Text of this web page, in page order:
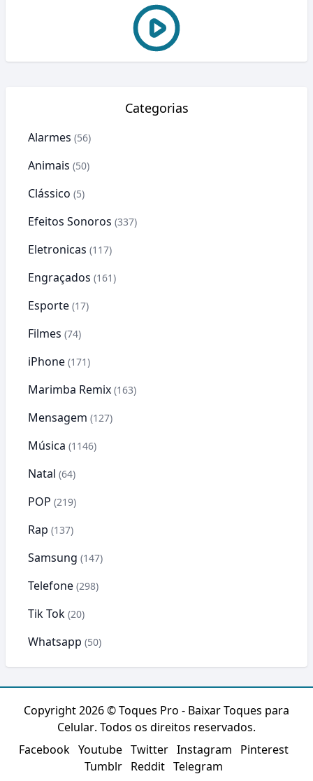
Categorias
Alarmes (56)
Animais (50)
Clássico (5)
Efeitos Sonoros (337)
Eletronicas (117)
Engraçados (161)
Esporte (17)
Filmes (74)
iPhone (171)
Marimba Remix (163)
Mensagem (127)
Música (1146)
Natal (64)
POP (219)
Rap (137)
Samsung (147)
Telefone (298)
Tik Tok (20)
Whatsapp (50)
Copyright 2026 ©Toques Pro - Baixar Toques para
Celular. Todos os direitos reservados.
Facebook Youtube Twitter Instagram
Pinterest
Tumblr Reddit Telegram